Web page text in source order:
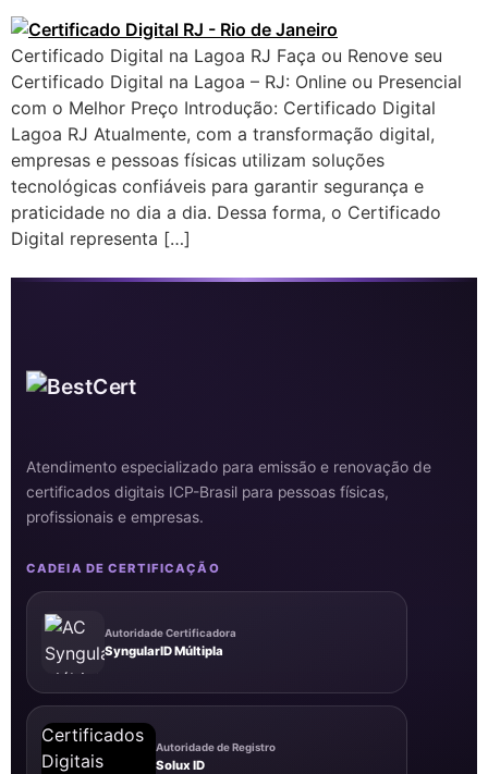
Certificado Digital na Lagoa RJ Faça ou Renove seu
Certificado Digital na Lagoa – RJ: Online ou Presencial
com o Melhor Preço Introdução: Certificado Digital
Lagoa RJ Atualmente, com a transformação digital,
empresas e pessoas físicas utilizam soluções
tecnológicas confiáveis para garantir segurança e
praticidade no dia a dia. Dessa forma, o Certificado
Digital representa […]
Atendimento especializado para emissão e renovação de
certificados digitais ICP-Brasil para pessoas físicas,
profissionais e empresas.
CADEIA DE CERTIFICAÇÃO
Autoridade Certificadora
SyngularID Múltipla
Autoridade de Registro
Solux ID